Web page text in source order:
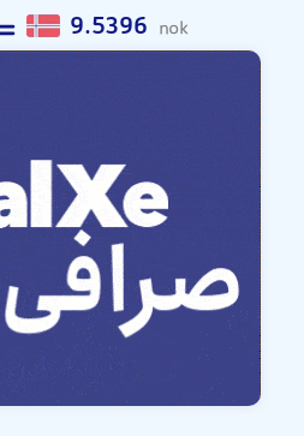
9.5396 nok